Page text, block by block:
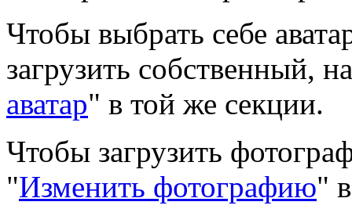
Чтобы выбрать себе
загрузить собственный,
аватар" в той же секции.
Чтобы загрузить
"Изменить фотографию"